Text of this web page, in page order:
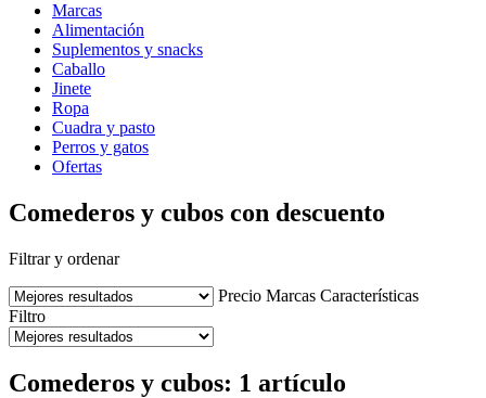
Marcas
Alimentación
Suplementos y snacks
Caballo
Jinete
Ropa
Cuadra y pasto
Perros y gatos
Ofertas
Comederos y cubos con descuento
Filtrar y ordenar
Precio Marcas Características
Filtro
Comederos y cubos: 1 artículo